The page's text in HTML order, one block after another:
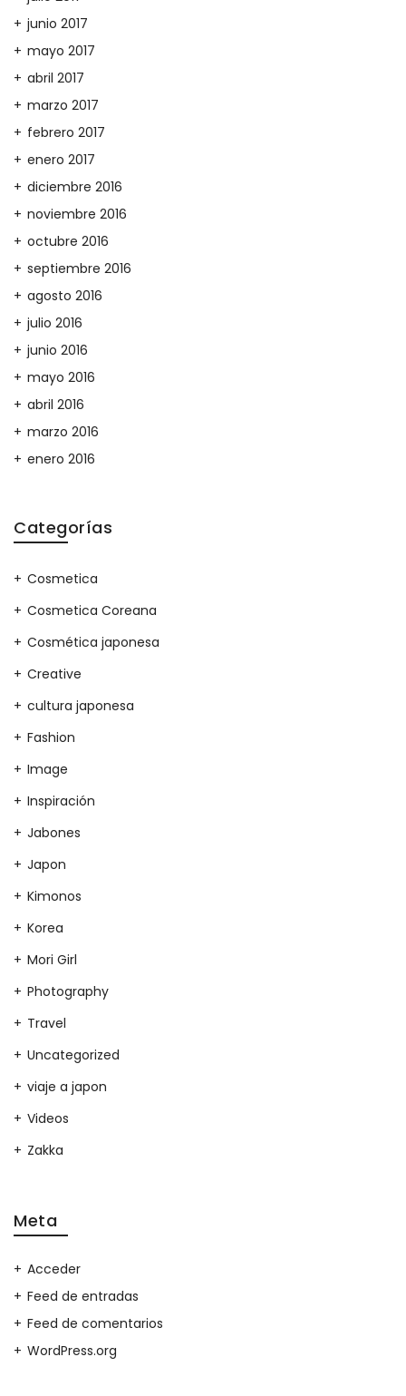
junio 2017
mayo 2017
abril 2017
marzo 2017
febrero 2017
enero 2017
diciembre 2016
noviembre 2016
octubre 2016
septiembre 2016
agosto 2016
julio 2016
junio 2016
mayo 2016
abril 2016
marzo 2016
enero 2016
Categorías
Cosmetica
Cosmetica Coreana
Cosmética japonesa
Creative
cultura japonesa
Fashion
Image
Inspiración
Jabones
Japon
Kimonos
Korea
Mori Girl
Photography
Travel
Uncategorized
viaje a japon
Videos
Zakka
Meta
Acceder
Feed de entradas
Feed de comentarios
WordPress.org